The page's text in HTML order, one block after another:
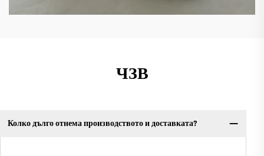
ЧЗВ
Колко дълго отнема производството и доставката?